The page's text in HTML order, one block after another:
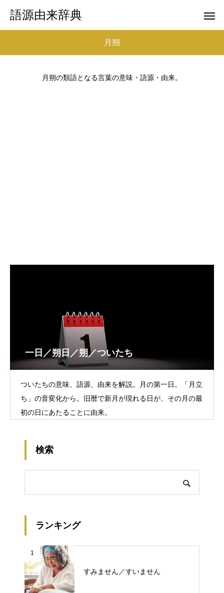
語源由来辞典
月朔
月朔の類語となる言葉の意味・語源・由来。
一日／朔日／朔／ついたち
ついたちの意味、語源、由来を解説。月の第一日。「月立
ち」の音変化から。旧暦で新月が現れる日が、その月の最
初の日にあたることに由来。
検索
ランキング
1
すみません／すいません